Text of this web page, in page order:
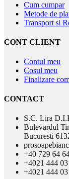
Cum cumpar
Metode de
Transport si
CONT CLIENT
Contul meu
Cosul meu
Finalizare
CONTACT
S.C. Lira
Bulevardul
Bucuresti
+40 729 64
+4021 444
+4021 444